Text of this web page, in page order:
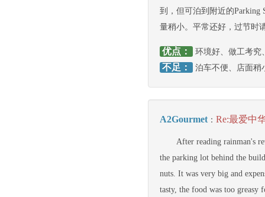
到，但可泊到附近的Parking
量稍小。平常还好，过节时
优点： 环境好、做工考究
不足： 泊车不便、店面稍
A2Gourmet： Re:最爱中
After reading rainman's
the parking lot behind the
nuts. It was very big and
tasty, the food was too